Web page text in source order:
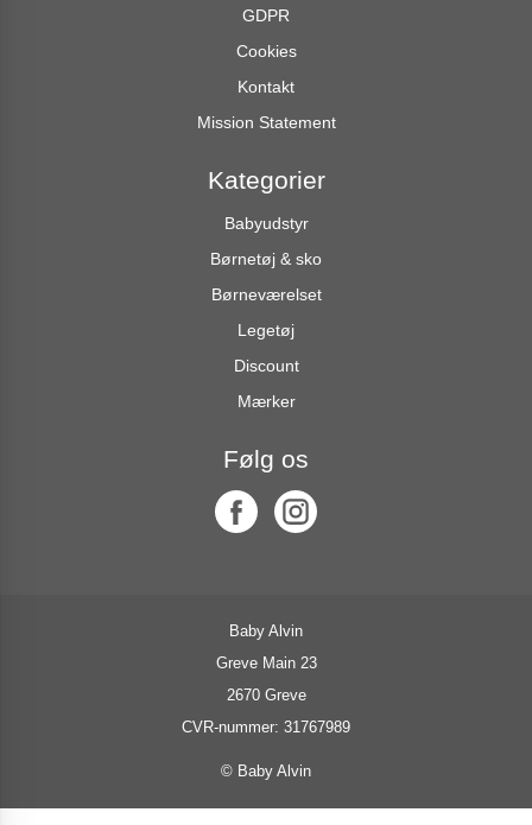
GDPR
Cookies
Kontakt
Mission Statement
Kategorier
Babyudstyr
Børnetøj & sko
Børneværelset
Legetøj
Discount
Mærker
Følg os
Baby Alvin
Greve Main 23
2670 Greve
CVR-nummer: 31767989
© Baby Alvin